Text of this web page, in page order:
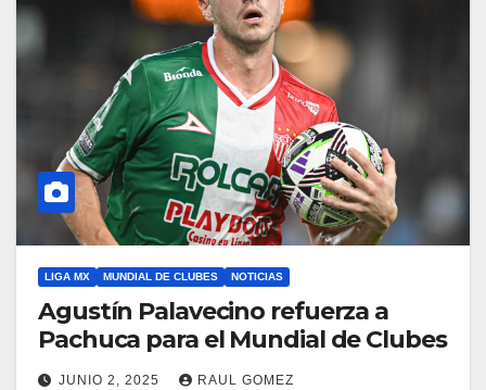
LIGA MX MUNDIAL DE CLUBES NOTICIAS
Agustín Palavecino refuerza a
Pachuca para el Mundial de Clubes
JUNIO 2, 2025 RAUL GOMEZ